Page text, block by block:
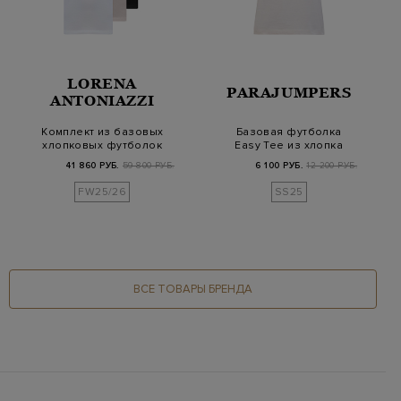
LORENA
ANTONIAZZI
Комплект из базовых
хлопковых футболок
41 860 РУБ. 59 800 РУБ.
FW25/26
PARAJUMPERS
Базовая футболка
Easy Tee из хлопка
6 100 РУБ. 12 200 РУБ.
SS25
ВСЕ ТОВАРЫ БРЕНДА